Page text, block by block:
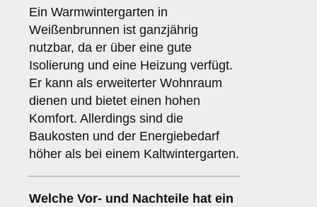
Ein Warmwintergarten in
Weißenbrunnen ist ganzjährig
nutzbar, da er über eine gute
Isolierung und eine Heizung verfügt.
Er kann als erweiterter Wohnraum
dienen und bietet einen hohen
Komfort. Allerdings sind die
Baukosten und der Energiebedarf
höher als bei einem Kaltwintergarten.
Welche Vor- und Nachteile hat ein